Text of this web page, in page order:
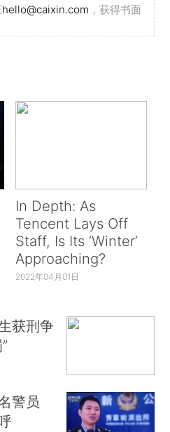
hello@caixin.com ，获得书面
In Depth: As
Tencent Lays Off
Staff, Is Its ‘Winter’
Approaching?
2022年04月01日
获刑争
警员